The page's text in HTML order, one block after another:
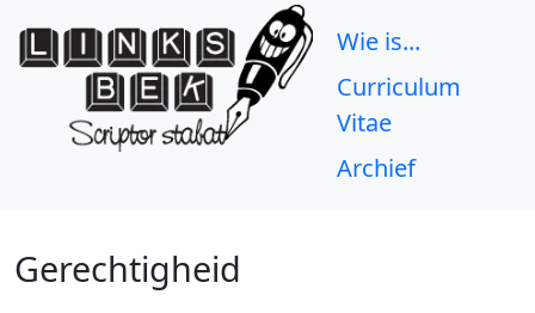
Wie is...
Curriculum
Vitae
Archief
Gerechtigheid